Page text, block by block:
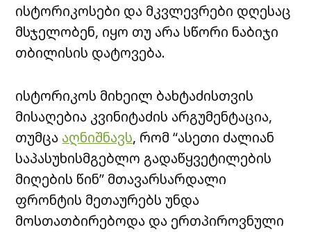
ისტორიკოსები და მკვლევრები დღესაც
მსჯელობენ, იყო თუ არა სწორი ნაბიჯი
თბილისის დატოვება.
ისტორიკოს მიხეილ ბახტაძისთვის
მისაღებია კვინიტაძის არგუმენტაცია,
თუმცა აღნიშნავს, რომ “ასეთი ძალიან
საპასუხისმგებლო გადაწყვეტილების
მიღების წინ” მთავარსარდალი
ფრონტის მეთაურებს უნდა
მოსთათბირებოდა და ერთპიროვნული